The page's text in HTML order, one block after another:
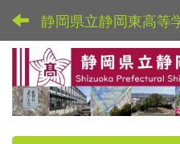
静岡県立静岡東高等